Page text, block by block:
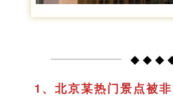
◆ ◆ ◆
1、北京某热门景点被非